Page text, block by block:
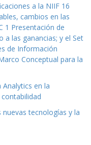
a la NIIF 16
cambios en las
1 Presentación de
a las ganancias; y el Set
de Información
Conceptual para la
en la
tecnologías y la